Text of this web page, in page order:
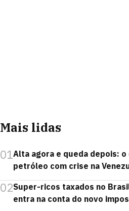
Mais lidas
01Alta agora e queda depois:
petróleo com crise na
02Super-ricos taxados no
entra na conta do novo